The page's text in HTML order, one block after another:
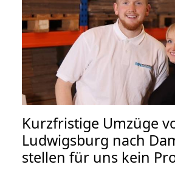
Kurzfristige Umzüge
Ludwigsburg nach
stellen für uns kein